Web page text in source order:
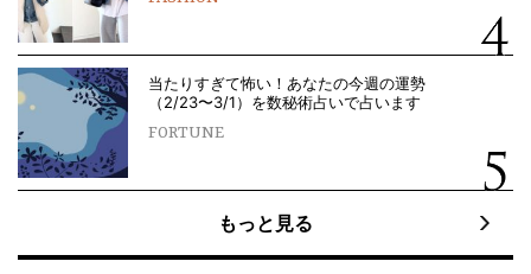
当たりすぎて怖い！あなたの今週の運勢
（2/23〜3/1）を数秘術占いで占います
FORTUNE
もっと見る